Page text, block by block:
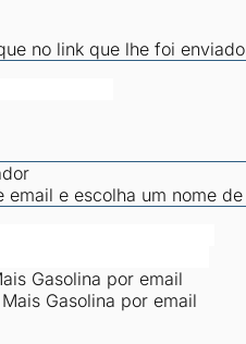
no link que lhe foi
email e escolha um nome
Gasolina por email
Gasolina por email